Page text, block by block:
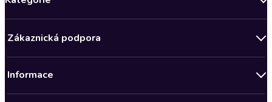
Bestsellery měsíce
Zákaznická podpora
Informace